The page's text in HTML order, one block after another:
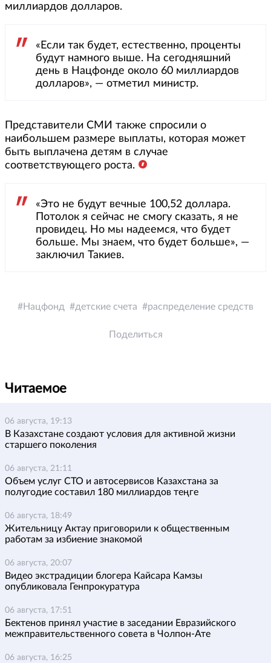
миллиардов долларов.
«Если так будет, естественно, проценты
будут намного выше. На сегодняшний
день в Нацфонде около 60 миллиардов
долларов», — отметил министр.
Представители СМИ также спросили о
наибольшем размере выплаты, которая может
быть выплачена детям в случае
соответствующего роста.
«Это не будут вечные 100,52 доллара.
Потолок я сейчас не смогу сказать, я не
провидец. Но мы надеемся, что будет
больше. Мы знаем, что будет больше», —
заключил Такиев.
Нацфонд детские счета распределение средств
Поделиться
Читаемое
06 августа, 19:13
В Казахстане создают условия для активной жизни
старшего поколения
06 августа, 21:11
Объем услуг СТО и автосервисов Казахстана за
полугодие составил 180 миллиардов теңге
06 августа, 18:49
Жительницу Актау приговорили к общественным
работам за избиение знакомой
06 августа, 20:07
Видео экстрадиции блогера Кайсара Камзы
опубликовала Генпрокуратура
06 августа, 17:51
Бектенов принял участие в заседании Евразийского
межправительственного совета в Чолпон-Ате
06 августа, 16:25